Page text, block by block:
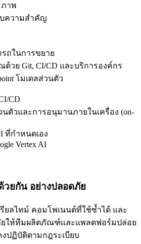
ภาพ
ความสำคัญ
ถในการขยาย
วย Git, CI/CD และบริการองค์กร
โมเดลส่วนตัว
CD
นตัวและการอนุมานภายในเครื่อง (on-
ที่กำหนดเอง
Vertex AI
วยกัน อย่างปลอดภัย
ยลไทม์ คอมโพเนนต์ที่ใช้ซ้ำได้ และ
ให้ทีมผลิตภัณฑ์และแพลตฟอร์มปล่อย
ปฏิบัติตามกฎระเบียบ